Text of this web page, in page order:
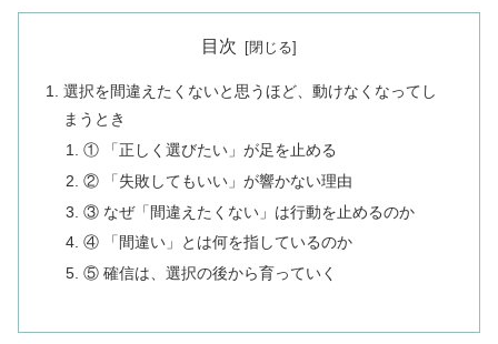
目次
選択を間違えたくないと思うほど、動けなくなってし
まうとき
① 「正しく選びたい」が足を止める
② 「失敗してもいい」が響かない理由
③ なぜ「間違えたくない」は行動を止めるのか
④ 「間違い」とは何を指しているのか
⑤ 確信は、選択の後から育っていく